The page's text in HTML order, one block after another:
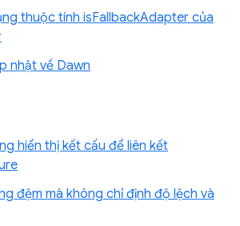
thuộc tính isFallbackAdapter của
nhật về Dawn
hiển thị kết cấu để liên kết
đệm mà không chỉ định độ lệch và